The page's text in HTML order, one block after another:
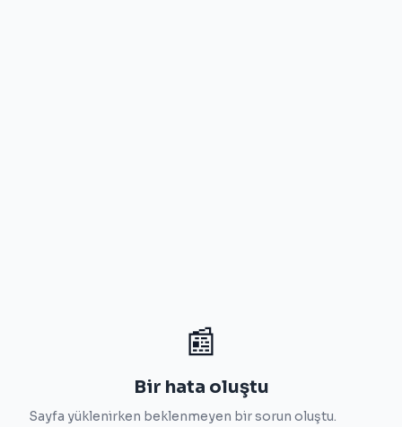
📰
Bir hata oluştu
Sayfa yüklenirken beklenmeyen bir sorun oluştu.